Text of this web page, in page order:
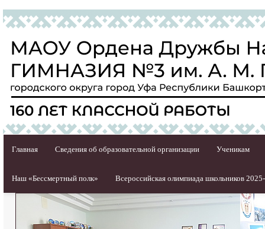
Главная Сведения об образовательной организации Ученикам
Наш «Бессмертный полк» Всероссийская олимпиада школьников